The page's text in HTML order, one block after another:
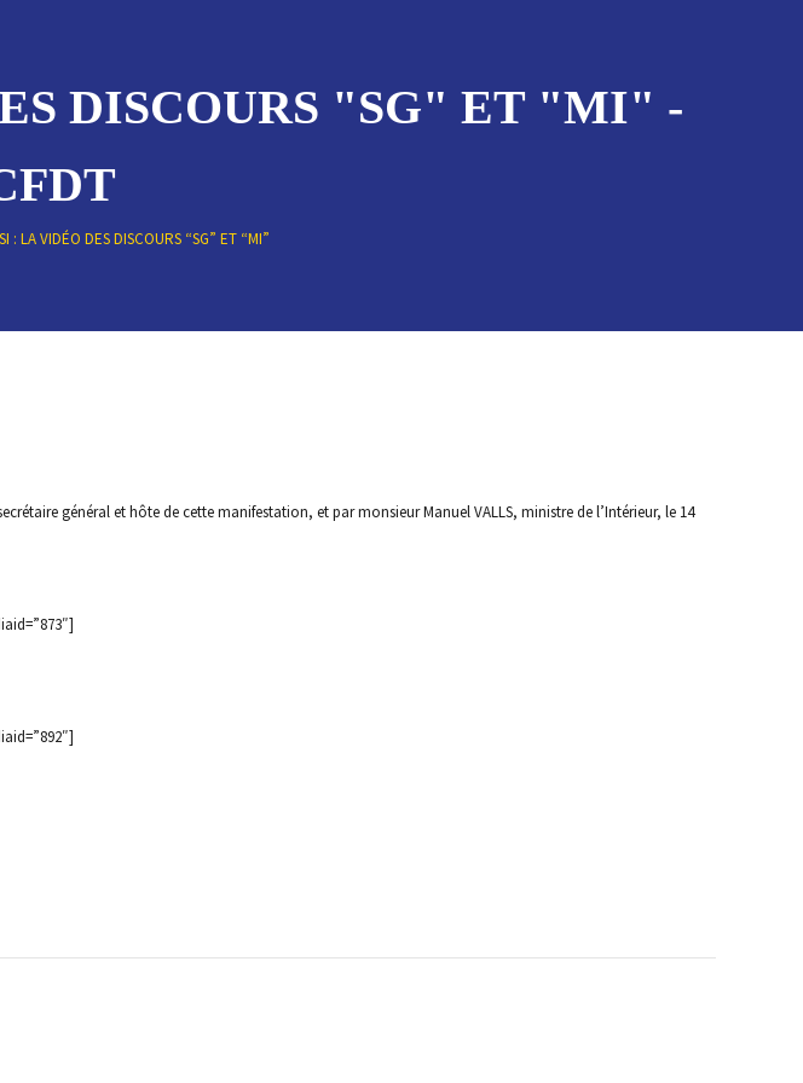
DISCOURS "SG" ET "MI" -
: LA VIDÉO DES DISCOURS “SG” ET “MI”
général et hôte de cette manifestation, et par monsieur Manuel VALLS, ministre de l’Intérieur, le 14